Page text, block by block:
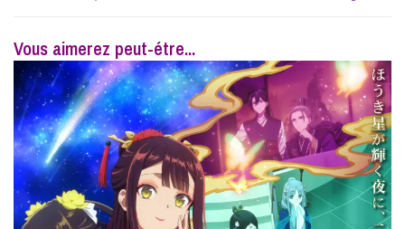
Vous aimerez peut-étre...